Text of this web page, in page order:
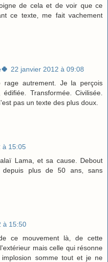
de cela et de voir que ce
ce texte, me fait vachement
22 janvier 2012 à 09:08
rage autrement. Je la perçois
Transformée. Civilisée.
pas un texte des plus doux.
à 15:05
Lama, et sa cause. Debout
depuis plus de 50 ans, sans
à 15:50
ce mouvement là, de cette
mais celle qui résonne
somme tout et je ne